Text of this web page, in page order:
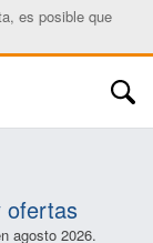
es posible que
agosto 2026.